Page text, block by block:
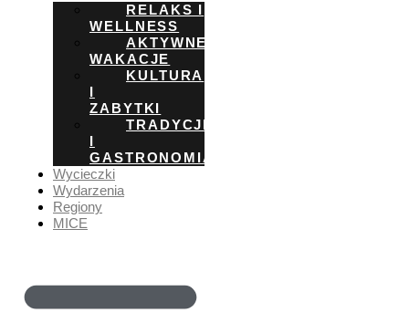
RELAKS I
WELLNESS
AKTYWNE
WAKACJE
KULTURA
I
ZABYTKI
TRADYCJE
I
GASTRONOMIA
Wycieczki
Wydarzenia
Regiony
MICE